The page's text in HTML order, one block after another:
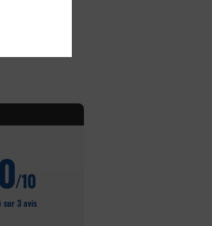
/10
sur 3 avis